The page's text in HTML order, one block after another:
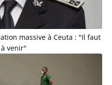
massive à Ceuta : "Il faut
venir"